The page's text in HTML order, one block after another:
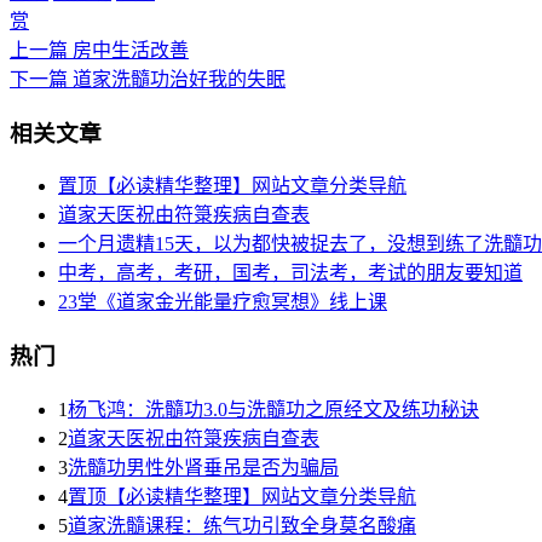
赏
上一篇 房中生活改善
下一篇 道家洗髓功治好我的失眠
相关文章
置顶【必读精华整理】网站文章分类导航
道家天医祝由符箓疾病自查表
一个月遗精15天，以为都快被捉去了，没想到练了洗髓
中考，高考，考研，国考，司法考，考试的朋友要知道
23堂《道家金光能量疗愈冥想》线上课
热门
1杨飞鸿：洗髓功3.0与洗髓功之原经文及练功秘诀
2道家天医祝由符箓疾病自查表
3洗髓功男性外肾垂吊是否为骗局
4置顶【必读精华整理】网站文章分类导航
5道家洗髓课程：练气功引致全身莫名酸痛